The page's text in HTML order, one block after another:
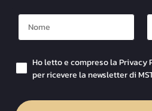
Nome
Checkbox Privacy
Ho letto e compreso la Privacy
per ricevere la newsletter di